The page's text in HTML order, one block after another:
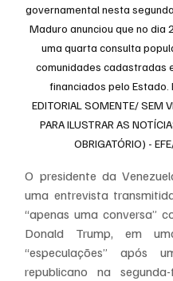
governamental nesta
Maduro anunciou que no dia
uma quarta consulta
comunidades cadastradas
financiados pelo Estado.
EDITORIAL SOMENTE/ SEM
PARA ILUSTRAR AS
OBRIGATÓRIO) -
O presidente da
uma entrevista
“apenas uma conversa”
Donald Trump, em
“especulações” após
republicano na